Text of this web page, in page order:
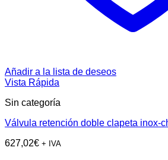
Añadir a la lista de deseos
Vista Rápida
Sin categoría
Válvula retención doble clapeta inox-
627,02€ + IVA